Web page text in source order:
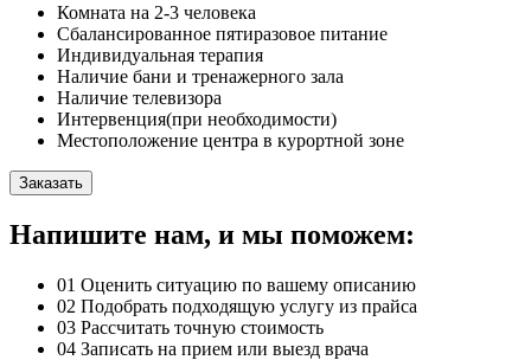
Комната на 2-3 человека
Сбалансированное пятиразовое питание
Индивидуальная терапия
Наличие бани и тренажерного зала
Наличие телевизора
Интервенция(при необходимости)
Местоположение центра в курортной зоне
Заказать
Напишите нам, и мы поможем:
01 Оценить ситуацию по вашему описанию
02 Подобрать подходящую услугу из прайса
03 Рассчитать точную стоимость
04 Записать на прием или выезд врача